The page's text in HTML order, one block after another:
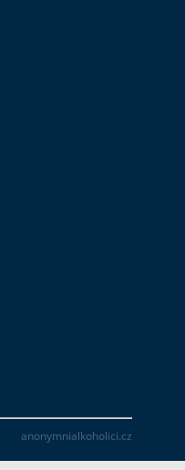
anonymnialkoholici.cz